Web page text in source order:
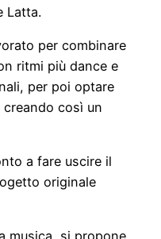
Latta.
per combinare
ritmi più dance e
per poi optare
così un
a fare uscire il
originale